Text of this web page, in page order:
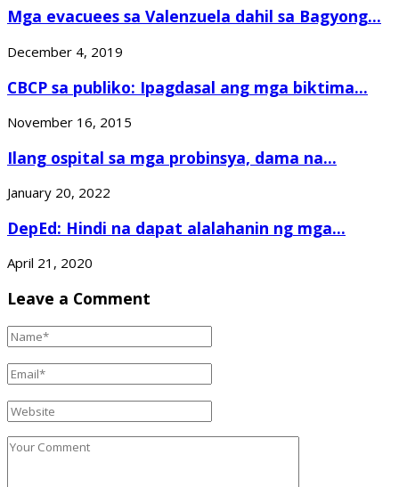
Mga evacuees sa Valenzuela dahil sa Bagyong...
December 4, 2019
CBCP sa publiko: Ipagdasal ang mga biktima...
November 16, 2015
Ilang ospital sa mga probinsya, dama na...
January 20, 2022
DepEd: Hindi na dapat alalahanin ng mga...
April 21, 2020
Leave a Comment